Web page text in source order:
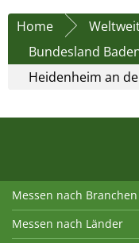
Home
Bundesland
Heidenheim an
Messen nach Branchen
Messen nach Länder